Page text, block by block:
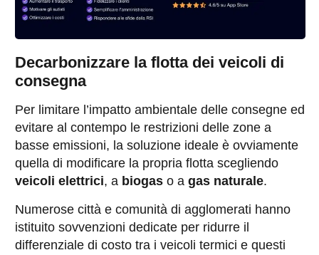
Decarbonizzare la flotta dei veicoli di
consegna
Per limitare l’impatto ambientale delle consegne ed
evitare al contempo le restrizioni delle zone a
basse emissioni, la soluzione ideale è ovviamente
quella di modificare la propria flotta scegliendo
veicoli elettrici, a biogas o a gas naturale.
Numerose città e comunità di agglomerati hanno
istituito sovvenzioni dedicate per ridurre il
differenziale di costo tra i veicoli termici e questi